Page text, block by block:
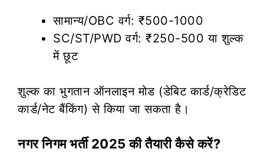
सामान्य/OBC वर्ग: ₹500-1000
SC/ST/PWD वर्ग: ₹250-500 या शुल्क
में छूट
शुल्क का भुगतान ऑनलाइन मोड (डेबिट कार्ड/क्रेडिट
कार्ड/नेट बैंकिंग) से किया जा सकता है।
नगर निगम भर्ती 2025 की तैयारी कैसे करें?